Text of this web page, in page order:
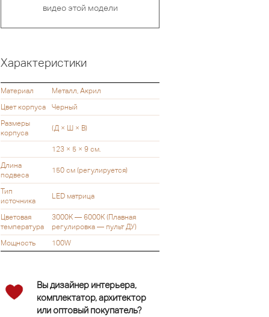
видео этой модели
Характеристики
Материал
Металл, Акрил
Цвет корпуса
Черный
Размеры
корпуса
(Д × Ш × В)
123 × 5 × 9 см.
Длина
подвеса
150 см (регулируется)
Тип
источника
LED матрица
Цветовая
температура
3000К — 6000К (Плавная
регулировка — пульт ДУ)
Мощность
100W
Вы дизайнер интерьера,
комплектатор, архитектор
или оптовый покупатель?